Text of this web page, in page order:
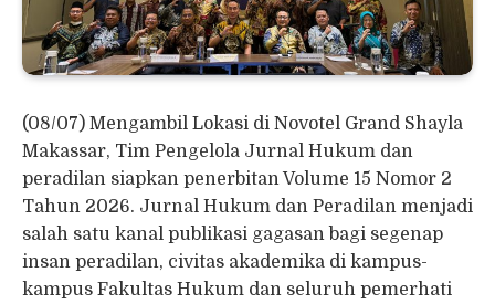
(08/07) Mengambil Lokasi di Novotel Grand Shayla
Makassar, Tim Pengelola Jurnal Hukum dan
peradilan siapkan penerbitan Volume 15 Nomor 2
Tahun 2026. Jurnal Hukum dan Peradilan menjadi
salah satu kanal publikasi gagasan bagi segenap
insan peradilan, civitas akademika di kampus-
kampus Fakultas Hukum dan seluruh pemerhati